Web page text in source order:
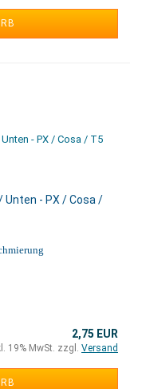
Unten - PX / Cosa /
2,75 EUR
19% MwSt. zzgl. Versand